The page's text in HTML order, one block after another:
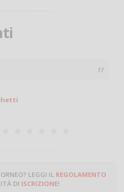
LEGGI IL REGOLAMENTO
DI ISCRIZIONE!